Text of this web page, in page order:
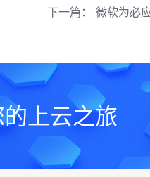
下一篇： 微软为必
上云之旅